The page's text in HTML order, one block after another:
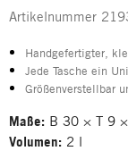
Artikelnummer
Handgefertigter,
Jede Tasche ein
Größenverstellbar
Maße: B 30 × T 9
Volumen: 2 l